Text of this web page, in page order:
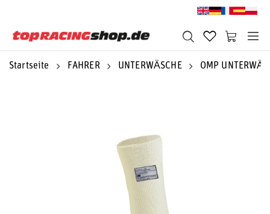
Startseite FAHRER UNTERWÄSCHE OMP